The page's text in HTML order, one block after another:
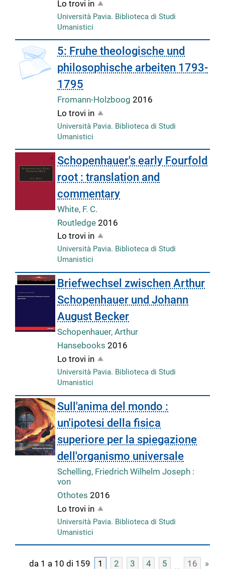
Lo trovi in
Università Pavia. Biblioteca di Studi
Umanistici
5: Fruhe theologische und
philosophische arbeiten 1793-
1795
Fromann-Holzboog2016
Lo trovi in
Università Pavia. Biblioteca di Studi
Umanistici
Schopenhauer's early Fourfold
root : translation and
commentary
White, F. C.
Routledge2016
Lo trovi in
Università Pavia. Biblioteca di Studi
Umanistici
Briefwechsel zwischen Arthur
Schopenhauer und Johann
August Becker
Schopenhauer, Arthur
Hansebooks2016
Lo trovi in
Università Pavia. Biblioteca di Studi
Umanistici
Sull'anima del mondo :
un'ipotesi della fisica
superiore per la spiegazione
dell'organismo universale
Schelling, Friedrich Wilhelm Joseph :
von
Othotes2016
Lo trovi in
Università Pavia. Biblioteca di Studi
Umanistici
da 1 a 10 di 159 1 2 3 4 5 16 »